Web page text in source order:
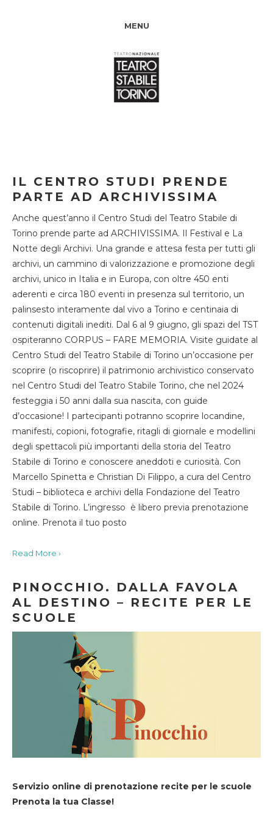
MENU
IL CENTRO STUDI PRENDE
PARTE AD ARCHIVISSIMA
Anche quest’anno il Centro Studi del Teatro Stabile di
Torino prende parte ad ARCHIVISSIMA. Il Festival e La
Notte degli Archivi. Una grande e attesa festa per tutti gli
archivi, un cammino di valorizzazione e promozione degli
archivi, unico in Italia e in Europa, con oltre 450 enti
aderenti e circa 180 eventi in presenza sul territorio, un
palinsesto interamente dal vivo a Torino e centinaia di
contenuti digitali inediti. Dal 6 al 9 giugno, gli spazi del TST
ospiteranno CORPUS – FARE MEMORIA. Visite guidate al
Centro Studi del Teatro Stabile di Torino un’occasione per
scoprire (o riscoprire) il patrimonio archivistico conservato
nel Centro Studi del Teatro Stabile Torino, che nel 2024
festeggia i 50 anni dalla sua nascita, con guide
d’occasione! I partecipanti potranno scoprire locandine,
manifesti, copioni, fotografie, ritagli di giornale e modellini
degli spettacoli più importanti della storia del Teatro
Stabile di Torino e conoscere aneddoti e curiosità. Con
Marcello Spinetta e Christian Di Filippo, a cura del Centro
Studi – biblioteca e archivi della Fondazione del Teatro
Stabile di Torino. L’ingresso è libero previa prenotazione
online. Prenota il tuo posto
Read More ›
PINOCCHIO. DALLA FAVOLA
AL DESTINO – RECITE PER LE
SCUOLE
Servizio online di prenotazione recite per le scuole
Prenota la tua Classe!